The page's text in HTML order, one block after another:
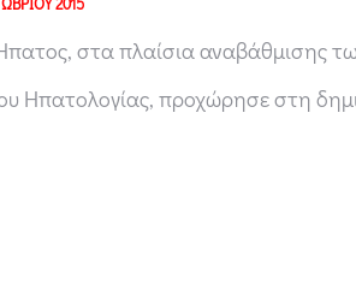
στα πλαίσια αναβάθμισης
Ηπατολογίας, προχώρησε στη